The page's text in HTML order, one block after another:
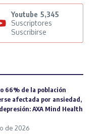
Youtube 5,345
Suscriptores
Suscribirse
66% de la población
afectada por ansiedad,
AXA Mind Health
de 2026